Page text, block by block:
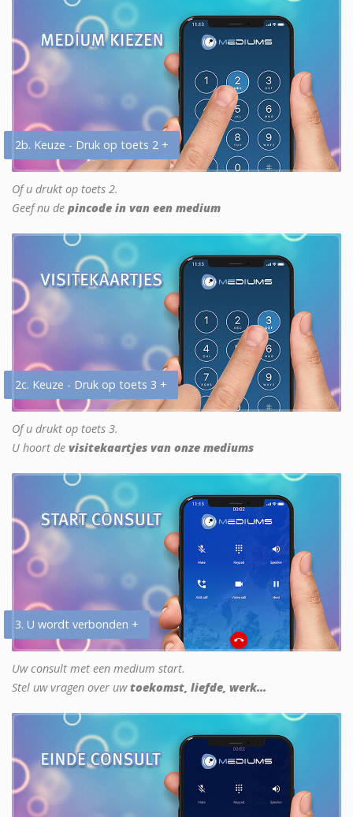
2b. Keuze - Druk op toets 2 +
Of u drukt op toets 2.
Geef nu de pincode in van een medium
2c. Keuze - Druk op toets 3 +
Of u drukt op toets 3.
U hoort de visitekaartjes van onze mediums
3. U wordt verbonden +
Uw consult met een medium start.
Stel uw vragen over uwtoekomst, liefde, werk...